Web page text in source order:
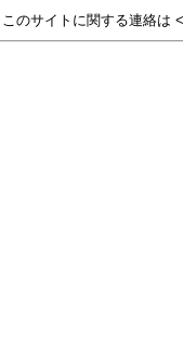
このサイトに関する連絡は